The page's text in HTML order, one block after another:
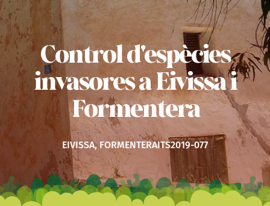
Control d'espècies
invasores a Eivissa i
Formentera
EIVISSA, FORMENTERAITS2019-077